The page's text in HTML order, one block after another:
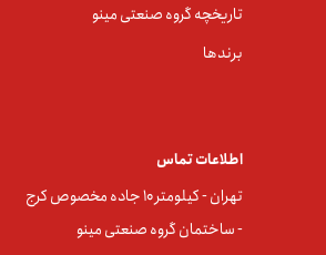
تاریخچه گروه صنعتی مینو
برندها
اطلاعات تماس
تهران - کیلومتر ۱۰ جاده مخصوص کرج
- ساختمان گروه صنعتی مینو